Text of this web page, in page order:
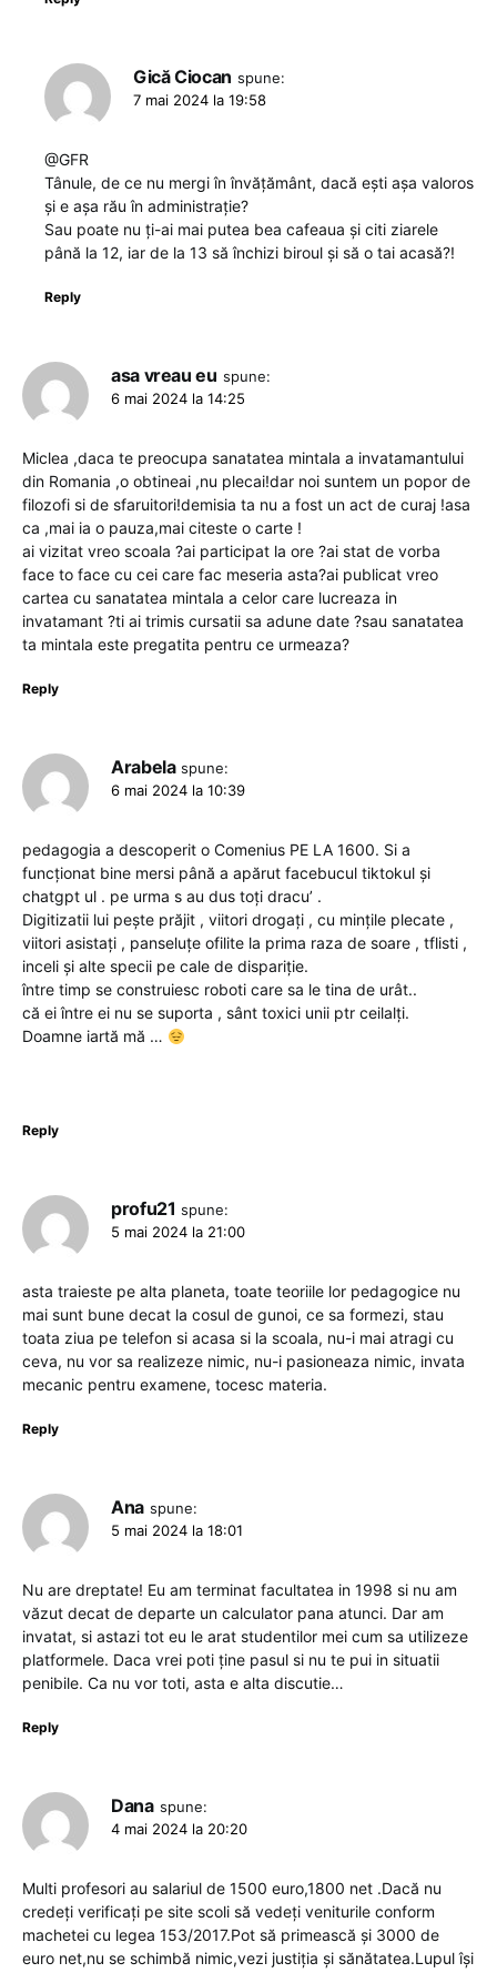
Gică Ciocan spune:
7 mai 2024 la 19:58
@GFR
Tânule, de ce nu mergi în învățământ, dacă ești așa valoros
și e așa rău în administrație?
Sau poate nu ți-ai mai putea bea cafeaua și citi ziarele
până la 12, iar de la 13 să închizi biroul și să o tai acasă?!
Reply
asa vreau eu spune:
6 mai 2024 la 14:25
Miclea ,daca te preocupa sanatatea mintala a invatamantului
din Romania ,o obtineai ,nu plecai!dar noi suntem un popor de
filozofi si de sfaruitori!demisia ta nu a fost un act de curaj !asa
ca ,mai ia o pauza,mai citeste o carte !
ai vizitat vreo scoala ?ai participat la ore ?ai stat de vorba
face to face cu cei care fac meseria asta?ai publicat vreo
cartea cu sanatatea mintala a celor care lucreaza in
invatamant ?ti ai trimis cursatii sa adune date ?sau sanatatea
ta mintala este pregatita pentru ce urmeaza?
Reply
Arabela spune:
6 mai 2024 la 10:39
pedagogia a descoperit o Comenius PE LA 1600. Si a
funcționat bine mersi până a apărut facebucul tiktokul și
chatgpt ul . pe urma s au dus toți dracu’ .
Digitizatii lui pește prăjit , viitori drogați , cu mințile plecate ,
viitori asistați , panseluțe ofilite la prima raza de soare , tflisti ,
inceli și alte specii pe cale de dispariție.
între timp se construiesc roboti care sa le tina de urât..
că ei între ei nu se suporta , sânt toxici unii ptr ceilalți.
Doamne iartă mă …
Reply
profu21 spune:
5 mai 2024 la 21:00
asta traieste pe alta planeta, toate teoriile lor pedagogice nu
mai sunt bune decat la cosul de gunoi, ce sa formezi, stau
toata ziua pe telefon si acasa si la scoala, nu-i mai atragi cu
ceva, nu vor sa realizeze nimic, nu-i pasioneaza nimic, invata
mecanic pentru examene, tocesc materia.
Reply
Ana spune:
5 mai 2024 la 18:01
Nu are dreptate! Eu am terminat facultatea in 1998 si nu am
văzut decat de departe un calculator pana atunci. Dar am
invatat, si astazi tot eu le arat studentilor mei cum sa utilizeze
platformele. Daca vrei poti ține pasul si nu te pui in situatii
penibile. Ca nu vor toti, asta e alta discutie…
Reply
Dana spune:
4 mai 2024 la 20:20
Multi profesori au salariul de 1500 euro,1800 net .Dacă nu
credeți verificați pe site scoli să vedeți veniturile conform
machetei cu legea 153/2017.Pot să primească și 3000 de
euro net,nu se schimbă nimic,vezi justiția și sănătatea.Lupul își